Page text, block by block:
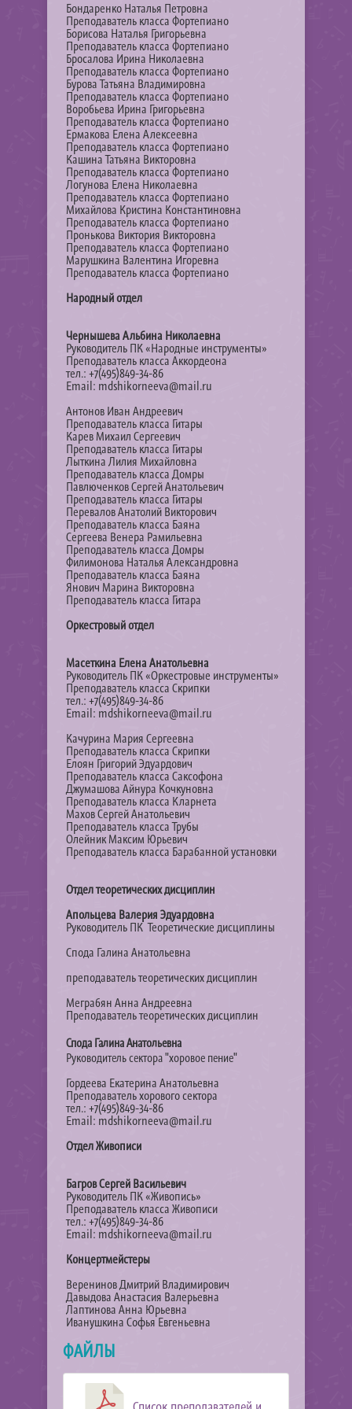
Бондаренко Наталья Петровна
Преподаватель класса Фортепиано
Борисова Наталья Григорьевна
Преподаватель класса Фортепиано
Бросалова Ирина Николаевна
Преподаватель класса Фортепиано
Бурова Татьяна Владимировна
Преподаватель класса Фортепиано
Воробьева Ирина Григорьевна
Преподаватель класса Фортепиано
Ермакова Елена Алексеевна
Преподаватель класса Фортепиано
Кашина Татьяна Викторовна
Преподаватель класса Фортепиано
Логунова Елена Николаевна
Преподаватель класса Фортепиано
Михайлова Кристина Константиновна
Преподаватель класса Фортепиано
Пронькова Виктория Викторовна
Преподаватель класса Фортепиано
Марушкина Валентина Игоревна
Преподаватель класса Фортепиано
Народный отдел
Чернышева Альбина Николаевна
Руководитель ПК «Народные инструменты»
Преподаватель класса Аккордеона
тел.: +7(495)849-34-86
Email: mdshikorneeva@mail.ru
Антонов Иван Андреевич
Преподаватель класса Гитары
Карев Михаил Сергеевич
Преподаватель класса Гитары
Лыткина Лилия Михайловна
Преподаватель класса Домры
Павлюченков Сергей Анатольевич
Преподаватель класса Гитары
Перевалов Анатолий Викторович
Преподаватель класса Баяна
Сергеева Венера Рамильевна
Преподаватель класса Домры
Филимонова Наталья Александровна
Преподаватель класса Баяна
Янович Марина Викторовна
Преподаватель класса Гитара
Оркестровый отдел
Масеткина Елена Анатольевна
Руководитель ПК «Оркестровые инструменты»
Преподаватель класса Скрипки
тел.: +7(495)849-34-86
Email: mdshikorneeva@mail.ru
Качурина Мария Сергеевна
Преподаватель класса Скрипки
Елоян Григорий Эдуардович
Преподаватель класса Саксофона
Джумашова Айнура Кочкуновна
Преподаватель класса Кларнета
Махов Сергей Анатольевич
Преподаватель класса Трубы
Олейник Максим Юрьевич
Преподаватель класса Барабанной установки
Отдел теоретических дисциплин
Апольцева Валерия Эдуардовна
Руководитель ПК Теоретические дисциплины
Спода Галина Анатольевна
преподаватель теоретических дисциплин
Меграбян Анна Андреевна
Преподаватель теоретических дисциплин
Спода Галина Анатольевна
Руководитель сектора "хоровое пение"
Гордеева Екатерина Анатольевна
Преподаватель хорового сектора
тел.: +7(495)849-34-86
Email: mdshikorneeva@mail.ru
Отдел Живописи
Багров Сергей Васильевич
Руководитель ПК «Живопись»
Преподаватель класса Живописи
тел.: +7(495)849-34-86
Email: mdshikorneeva@mail.ru
Концертмейстеры
Веренинов Дмитрий Владимирович
Давыдова Анастасия Валерьевна
Лаптинова Анна Юрьевна
Иванушкина Софья Евгеньевна
ФАЙЛЫ